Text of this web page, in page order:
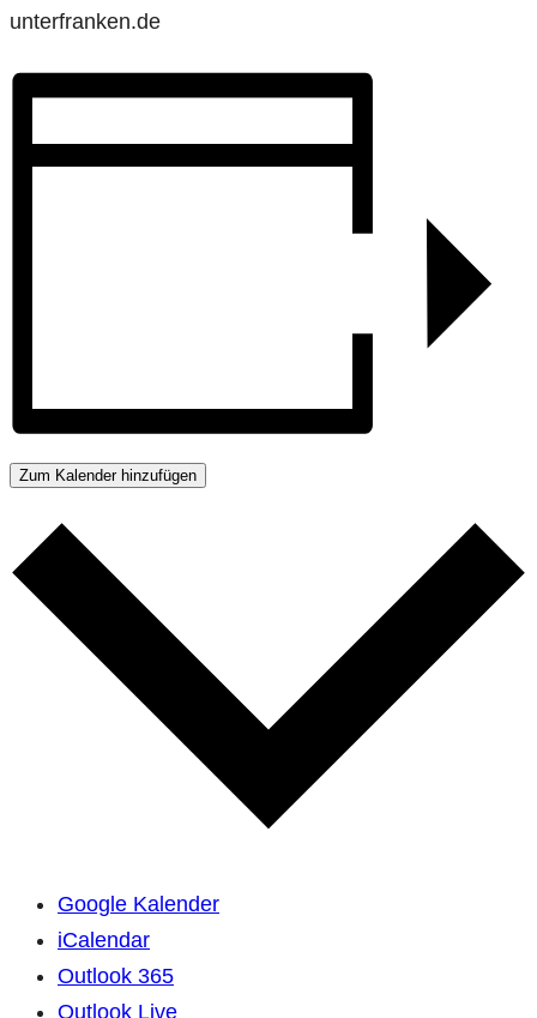
unterfranken.de
Zum Kalender hinzufügen
Google Kalender
iCalendar
Outlook 365
Outlook Live